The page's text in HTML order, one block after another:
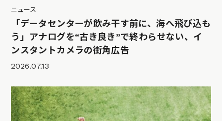
ニュース
「データセンターが飲み干す前に、海へ飛び込も
う」アナログを“古き良き”で終わらせない、イ
ンスタントカメラの街角広告
2026.07.13